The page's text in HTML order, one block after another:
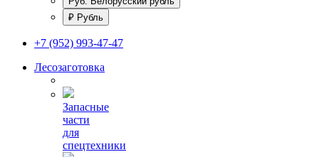
₽ Рубль
+7 (952) 993-47-47
Лесозаготовка
Запасные
части
для
спецтехники